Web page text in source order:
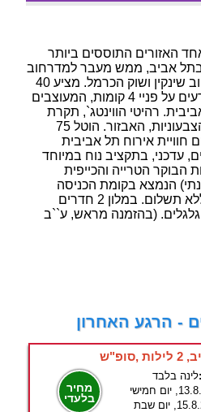
באחד האזורים התוססים ביותר
ברחוב אלנבי 75, בתל אביב, ממש מעבר למדרחוב
נחלת בנימין, בקרבת רחוב שינקין ושוק הכרמל. מציע 40
חדרים אורבניים המשתרעים על פניי 4 קומות, המעוצבים
רהיטי הווינטג`, תקרת
הגרפיטי, גופי התאורה, הצבעוניות, האבזור. הוטל 75
אירוח תל אביבית
עדכני, בתקציב נוח במיוחד
הבוקר הטרייה והכייפית
הנמצא בקומת הכניסה
למלון. אינטרנט אלחוטי ללא תשלום. במלון 2 חדרים
(בהזמנה מראש, ע``ב
- הרגע האחרון
מחיר
בלעדי
לינה בלבד